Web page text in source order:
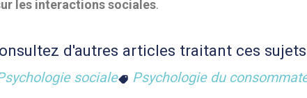
les interactions sociales.
d'autres articles traitant ces sujets
sociale Psychologie du